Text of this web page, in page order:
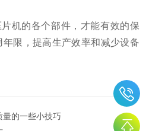
的各个部件，才能有效的保
限，提高生产效率和减少设备
量的一些小技巧